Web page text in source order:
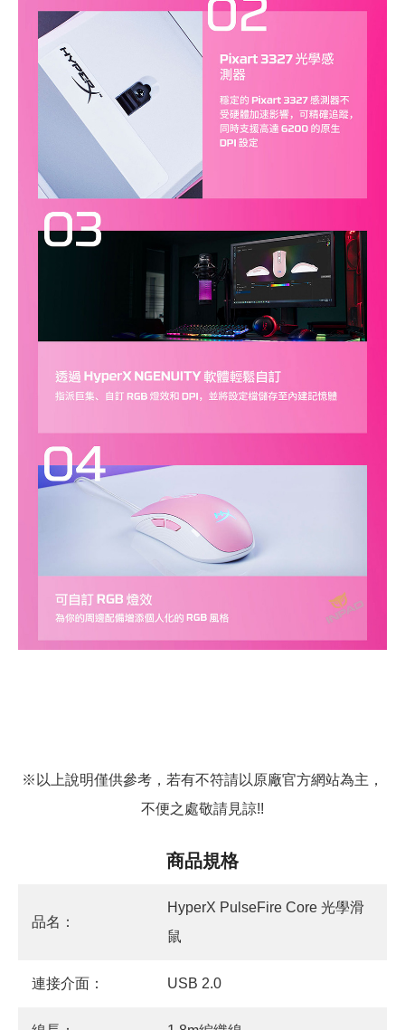
※以上說明僅供參考，若有不符請以原廠官方網站為主，
不便之處敬請見諒!!
商品規格
品名：
HyperX PulseFire Core 光學滑
鼠
連接介面： USB 2.0